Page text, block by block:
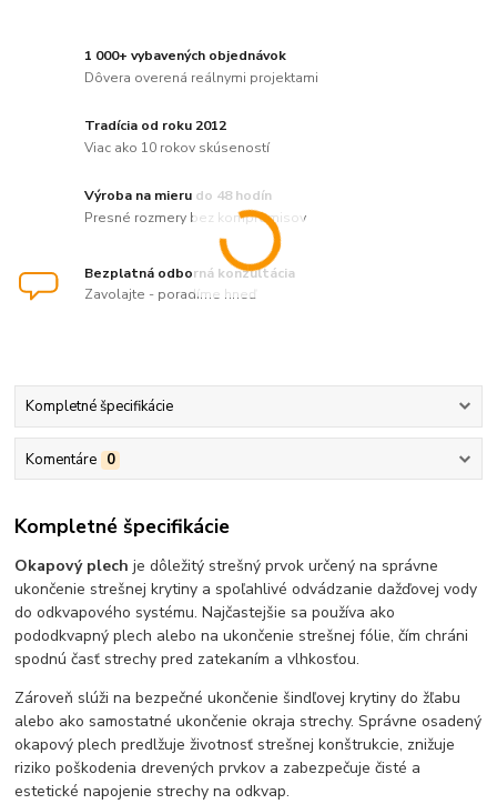
1 000+ vybavených objednávok
Dôvera overená reálnymi projektami
Tradícia od roku 2012
Viac ako 10 rokov skúseností
Výroba na mieru do 48 hodín
Presné rozmery bez kompromisov
Bezplatná odborná konzultácia
Zavolajte - poradíme hneď
Kompletné špecifikácie
Komentáre 0
Kompletné špecifikácie
Okapový plech je dôležitý strešný prvok určený na správne
ukončenie strešnej krytiny a spoľahlivé odvádzanie dažďovej vody
do odkvapového systému. Najčastejšie sa používa ako
pododkvapný plech alebo na ukončenie strešnej fólie, čím chráni
spodnú časť strechy pred zatekaním a vlhkosťou.
Zároveň slúži na bezpečné ukončenie šindľovej krytiny do žľabu
alebo ako samostatné ukončenie okraja strechy. Správne osadený
okapový plech predlžuje životnosť strešnej konštrukcie, znižuje
riziko poškodenia drevených prvkov a zabezpečuje čisté a
estetické napojenie strechy na odkvap.